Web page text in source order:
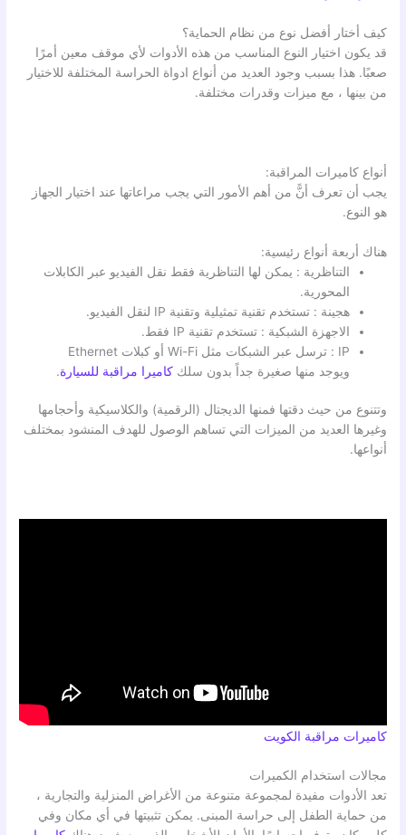
كيف أختار أفضل نوع من نظام الحماية؟
قد يكون اختيار النوع المناسب من هذه الأدوات لأي موقف معين أمرًا
صعبًا. هذا بسبب وجود العديد من أنواع ادواة الحراسة المختلفة للاختيار
من بينها ، مع ميزات وقدرات مختلفة.
أنواع كاميرات المراقبة:
يجب أن تعرف أنًّ من أهم الأمور التي يجب مراعاتها عند اختيار الجهاز
هو النوع.
هناك أربعة أنواع رئيسية:
التناظرية : يمكن لها التناظرية فقط نقل الفيديو عبر الكابلات
المحورية.
هجينة : تستخدم تقنية تمثيلية وتقنية IP لنقل الفيديو.
الاجهزة الشبكية : تستخدم تقنية IP فقط.
IP : ترسل عبر الشبكات مثل Wi-Fi أو كبلات Ethernet
ويوجد منها صغيرة جداً بدون سلككاميرا مراقبة للسيارة.
وتتنوع من حيث دقتها فمنها الديجتال (الرقمية) والكلاسيكية وأحجامها
وغيرها العديد من الميزات التي تساهم الوصول للهدف المنشود بمختلف
أنواعها.
كاميرات مراقبة الكويت
مجالات استخدام الكميرات
تعد الأدوات مفيدة لمجموعة متنوعة من الأغراض المنزلية والتجارية ،
من حماية الطفل إلى حراسة المبنى. يمكن تثبيتها في أي مكان وفي